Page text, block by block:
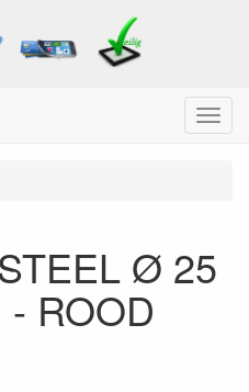
Menu
Ø 25
ROOD